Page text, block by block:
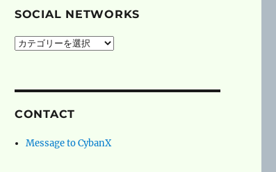
SOCIAL NETWORKS
social
CONTACT
Message to CybanX